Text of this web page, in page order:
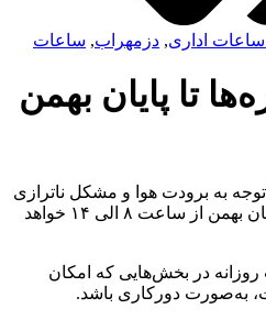
اداری , دزمهراب ساعات
تا پایان بهمن
برودت هوا و مشکل ناترازی
انرژی ساعت‌کاری اداره‌ها تا پایان بهمن از ساعت ۸ الی ۱۴ خواهد
در بخش‌هایی که امکان
دورکاری باشد.